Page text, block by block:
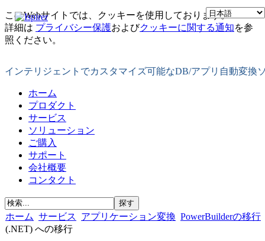
このWebサイトでは、クッキーを使用しております。
詳細は プライバシー保護およびクッキーに関する通知を参
照ください。
インテリジェントでカスタマイズ可能なDB/アプリ自動変換
ホーム
プロダクト
サービス
ソリューション
ご購入
サポート
会社概要
コンタクト
ホーム サービス アプリケーション変換 PowerBuilderの移行
(.NET) への移行